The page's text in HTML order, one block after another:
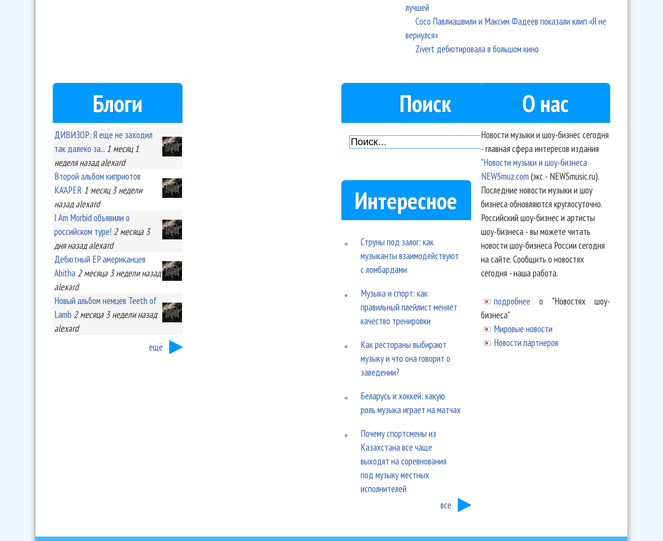
лучшей
Сосо Павлиашвили и Максим Фадеев показали клип «Я не
вернулся»
Zivert дебютировала в большом кино
Блоги
ДИВИЗОР: Я еще не заходил
так далеко за... 1 месяц 1
неделяназад alexard
Второй альбом киприотов
KA'APER 1 месяц 3 недели
назад alexard
I Am Morbid объявили о
российском туре! 2 месяца 3
дняназад alexard
Дебютный EP американцев
Abitha 2 месяца 3 неделиназад
alexard
Новый альбом немцев Teeth of
Lamb 2 месяца 3 неделиназад
alexard
ещё
Поиск
Интересное
Струны под залог: как
музыканты взаимодействуют
с ломбардами
Музыка и спорт: как
правильный плейлист меняет
качество тренировки
Как рестораны выбирают
музыку и что она говорит о
заведении?
Беларусь и хоккей: какую
роль музыка играет на матчах
Почему спортсмены из
Казахстана все чаще
выходят на соревнования
под музыку местных
исполнителей
все
О нас
Новости музыки и шоу-бизнес сегодня
- главная сфера интересов издания
"Новости музыки и шоу-бизнеса
NEWSmuz.com(экс - NEWSmusic.ru).
Последние новости музыки и шоу
бизнеса обновляются круглосуточно.
Российский шоу-бизнес и артисты
шоу-бизнеса - вы можете читать
новости шоу-бизнеса России сегодня
на сайте. Сообщить о новостях
сегодня - наша работа.
подробнее о "Новостях шоу-
бизнеса"
Мировые новости
Новости партнеров